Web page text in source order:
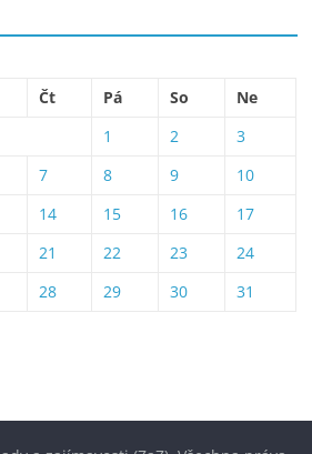
Čt Pá So
Ne
1
2
3
7 8 9
10
14 15 16
17
21 22 23
24
28 29 30 31